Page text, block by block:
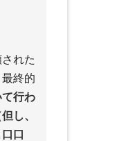
れた
終的
行わ
し、
口